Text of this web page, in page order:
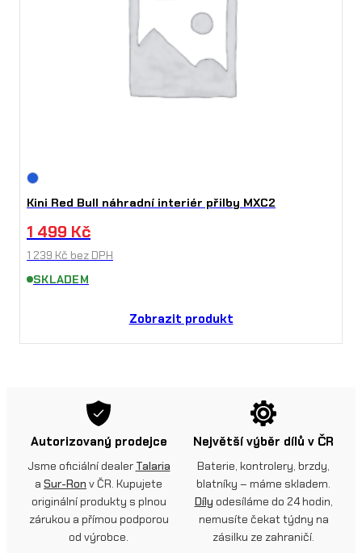
Kini Red Bull náhradní interiér přilby MXC2
1 499 Kč
1 239 Kč bez DPH
SKLADEM
Zobrazit produkt
Autorizovaný prodejce
Jsme oficiální dealer Talaria
a Sur-Ron v ČR. Kupujete
originální produkty s plnou
zárukou a přímou podporou
od výrobce.
Největší výběr dílů v ČR
Baterie, kontrolery, brzdy,
blatníky – máme skladem.
Díly odesíláme do 24 hodin,
nemusíte čekat týdny na
zásilku ze zahraničí.